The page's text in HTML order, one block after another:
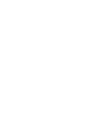
E.T. సినిమా: